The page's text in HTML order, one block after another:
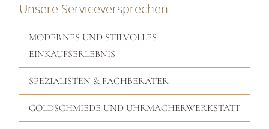
Unsere Serviceversprechen
MODERNES UND STILVOLLES
EINKAUFSERLEBNIS
SPEZIALISTEN & FACHBERATER
GOLDSCHMIEDE UND UHRMACHERWERKSTATT